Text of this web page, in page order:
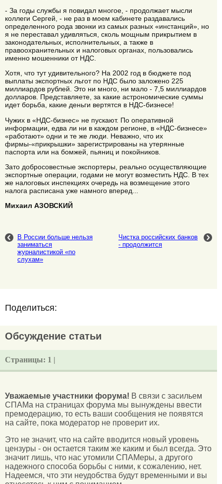
- За годы службы я повидал многое, - продолжает мысли
коллеги Сергей, - не раз в моем кабинете раздавались
определенного рода звонки из самых разных «инстанций», но
я не переставал удивляться, сколь мощным прикрытием в
законодательных, исполнительных, а также в
правоохранительных и налоговых органах, пользовались
именно мошенники от НДС.
Хотя, что тут удивительного? На 2002 год в бюджете под
выплаты экспортных льгот по НДС было заложено 225
миллиардов рублей. Это ни много, ни мало - 7,5 миллиардов
долларов. Представляете, за какие астрономические суммы
идет борьба, какие деньги вертятся в НДС-бизнесе!
Чужих в «НДС-бизнес» не пускают. По оперативной
информации, едва ли ни в каждом регионе, в «НДС-бизнесе»
«работают» одни и те же люди. Неважно, что их
фирмы-«прикрышки» зарегистрированы на утерянные
паспорта или на бомжей, пьяниц и покойников.
Зато добросовестные экспортеры, реально осуществляющие
экспортные операции, годами не могут возместить НДС. В тех
же налоговых инспекциях очередь на возмещение этого
налога расписана уже намного вперед...
Михаил АЗОВСКИЙ
В России больше нельзя
заниматься
журналистикой «по
слухам»
Чистка российских банков
- продолжится
Поделиться:
Обсуждение статьи
Страницы: 1 |
Уважаемые участники форума! В связи с засильем
СПАМа на страницах форума мы вынуждены ввести
премодерацию, то есть ваши сообщения не появятся
на сайте, пока модератор не проверит их.
Это не значит, что на сайте вводится новый уровень
цензуры - он остается таким же каким и был всегда. Это
значит лишь, что нас утомили СПАМеры, а другого
надежного способа борьбы с ними, к сожалению, нет.
Надеемся, что эти неудобства будут временными и вы